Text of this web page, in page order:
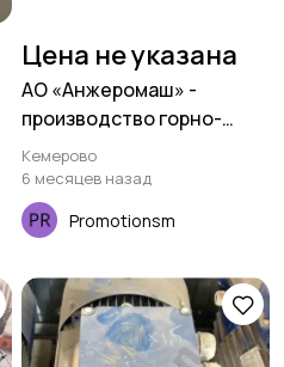
Цена не указана
АО «Анжеромаш» -
производство горно-
шахтного оборудования
Кемерово
6 месяцев назад
Promotionsm